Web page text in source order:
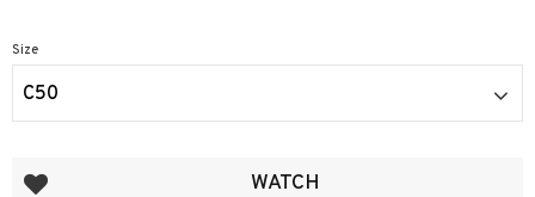
Size
C50
Add to favorites WATCH